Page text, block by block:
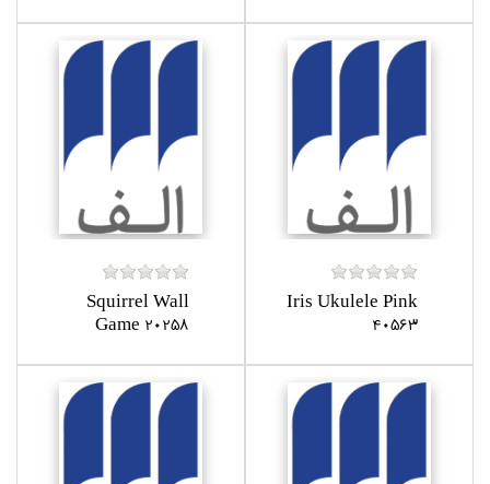
Iris Ukulele Pink
40563
Squirrel Wall
Game 20258